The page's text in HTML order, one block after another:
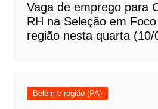
Vaga de emprego para
RH na Seleção em
região nesta quarta (10/
Belém e região (PA)